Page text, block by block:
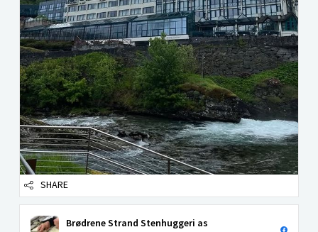
SHARE
Brødrene Strand Stenhuggeri as